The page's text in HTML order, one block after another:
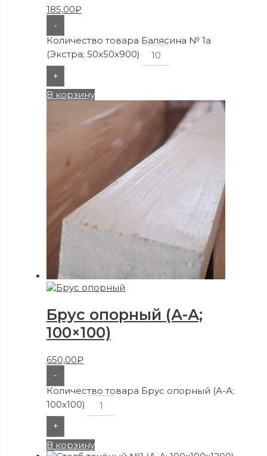
185,00₽
-
Количество товара Балясина № 1а
(Экстра; 50x50x900)
+
В корзину
Брус опорный (А-А;
100×100)
650,00₽
-
Количество товара Брус опорный (А-А;
100x100)
+
В корзину